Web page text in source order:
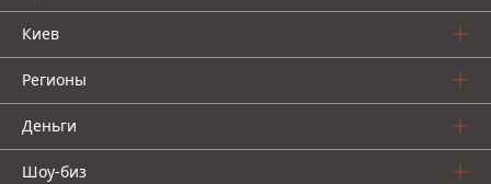
Киев
Регионы
Деньги
Шоу-биз